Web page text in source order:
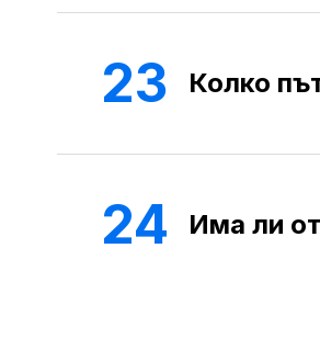
23 Колко
24 Има ли